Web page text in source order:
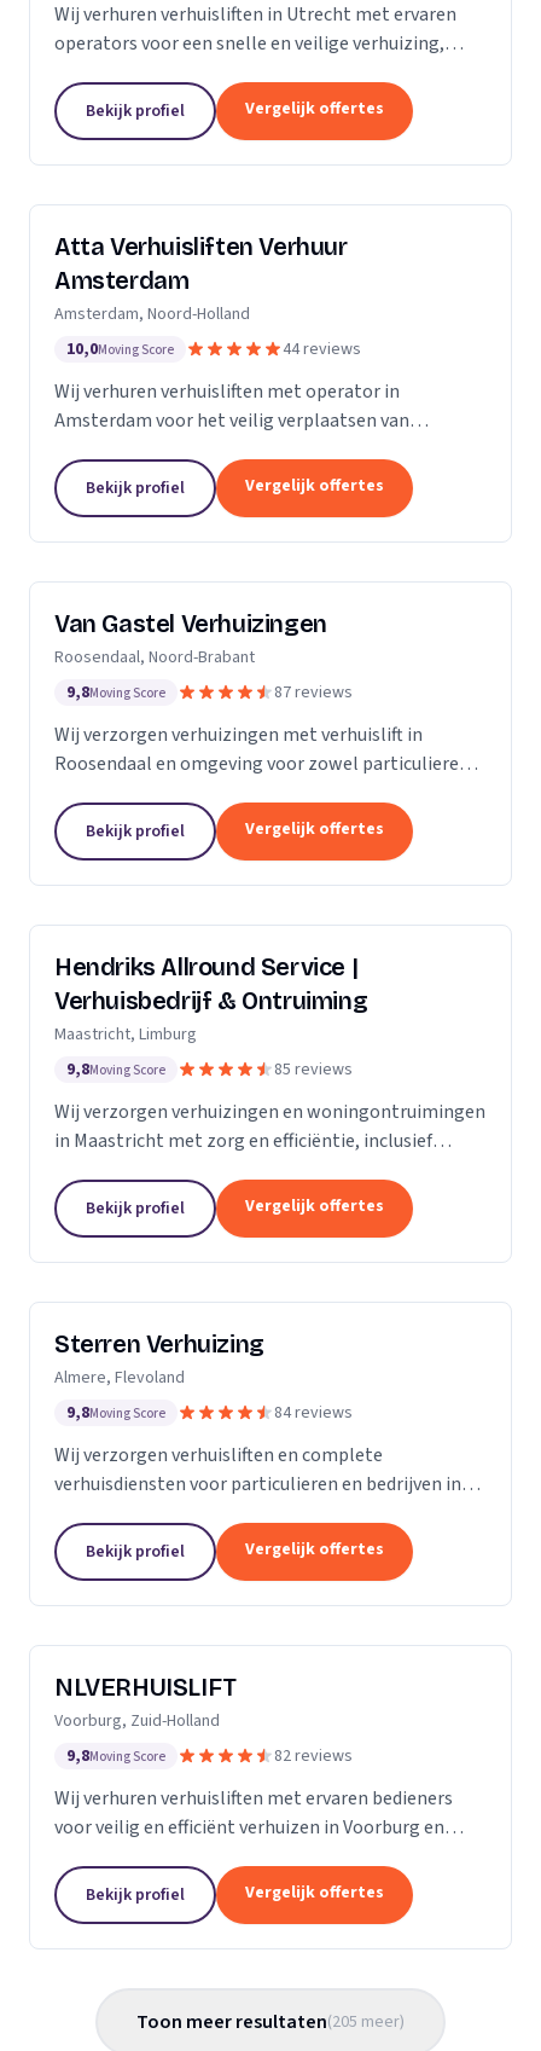
Wij verhuren verhuisliften in Utrecht met ervaren
operators voor een snelle en veilige verhuizing,
Bekijk profiel Vergelijk offertes
Atta Verhuisliften Verhuur
Amsterdam
Amsterdam, Noord-Holland
10,0Moving Score 44 reviews
Wij verhuren verhuisliften met operator in
Amsterdam voor het veilig verplaatsen van
Bekijk profiel Vergelijk offertes
Van Gastel Verhuizingen
Roosendaal, Noord-Brabant
9,8Moving Score 87 reviews
Wij verzorgen verhuizingen met verhuislift in
Roosendaal en omgeving voor zowel particulieren
Bekijk profiel Vergelijk offertes
Hendriks Allround Service |
Verhuisbedrijf & Ontruiming
Maastricht, Limburg
9,8Moving Score 85 reviews
Wij verzorgen verhuizingen en woningontruimingen
in Maastricht met zorg en efficiëntie, inclusief
Bekijk profiel Vergelijk offertes
Sterren Verhuizing
Almere, Flevoland
9,8Moving Score 84 reviews
Wij verzorgen verhuisliften en complete
verhuisdiensten voor particulieren en bedrijven in
Bekijk profiel Vergelijk offertes
NLVERHUISLIFT
Voorburg, Zuid-Holland
9,8Moving Score 82 reviews
Wij verhuren verhuisliften met ervaren bedieners
voor veilig en efficiënt verhuizen in Voorburg en
Bekijk profiel Vergelijk offertes
Toon meer resultaten(205 meer)